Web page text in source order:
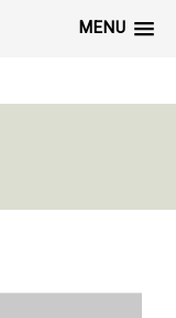
MENU